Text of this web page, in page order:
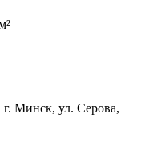
г. Минск, ул. Серова,